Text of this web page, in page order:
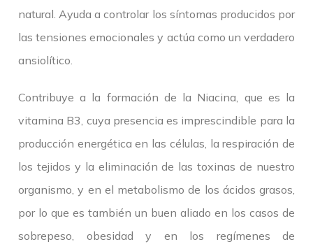
natural. Ayuda a controlar los síntomas producidos por
las tensiones emocionales y actúa como un verdadero
ansiolítico.
Contribuye a la formación de la Niacina, que es la
vitamina B3, cuya presencia es imprescindible para la
producción energética en las células, la respiración de
los tejidos y la eliminación de las toxinas de nuestro
organismo, y en el metabolismo de los ácidos grasos,
por lo que es también un buen aliado en los casos de
sobrepeso, obesidad y en los regímenes de